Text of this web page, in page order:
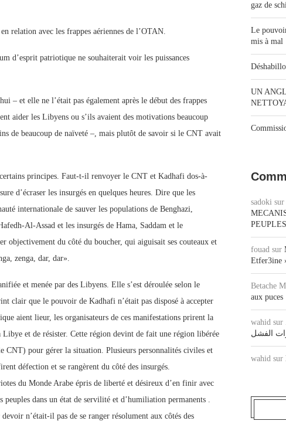
relation avec les frappes aériennes de l’OTAN.
d’esprit patriotique ne souhaiterait voir les puissances
– et elle ne l’était pas également après le début des frappes
aider les Libyens ou s’ils avaient des motivations beaucoup
de beaucoup de naïveté –, mais plutôt de savoir si le CNT avait
principes. Faut-t-il renvoyer le CNT et Kadhafi dos-à-
d’écraser les insurgés en quelques heures. Dire que les
internationale de sauver les populations de Benghazi,
Al-Assad et les insurgés de Hama, Saddam et le
objectivement du côté du boucher, qui aiguisait ses couteaux et
zenga, dar, dar».
et menée par des Libyens. Elle s’est déroulée selon le
clair que le pouvoir de Kadhafi n’était pas disposé à accepter
aient lieur, les organisateurs de ces manifestations prirent la
et de résister. Cette région devint de fait une région libérée
pour gérer la situation. Plusieurs personnalités civiles et
défection et se rangèrent du côté des insurgés.
du Monde Arabe épris de liberté et désireux d’en finir avec
dans un état de servilité et d’humiliation permanents .
n’était-il pas de se ranger résolument aux côtés des
gaz de
Le
mis à mal
UN
sadoki sur
fouad sur
Etfer3ine
Betache
aux puces
wahid sur
الفشل
wahid sur